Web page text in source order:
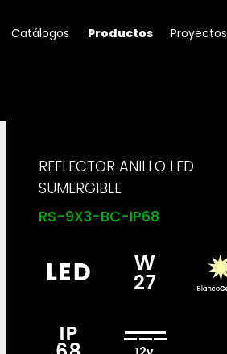
Catálogos Productos Proyectos
REFLECTOR ANILLO LED
SUMERGIBLE
RS-9X3-BC-IP68